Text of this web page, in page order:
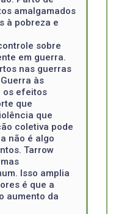
amalgamados
à pobreza e
sobre
em guerra.
nas guerras
às
os efeitos
que
que
coletiva pode
não é algo
Tarrow
Isso amplia
é que a
aumento da